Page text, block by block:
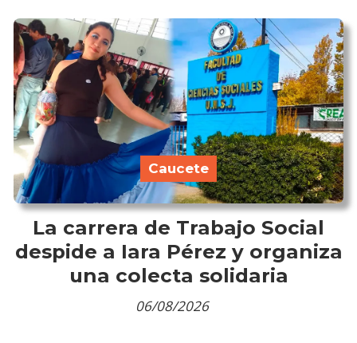
La carrera de Trabajo Social
despide a Iara Pérez y organiza
una colecta solidaria
Caucete
06/08/2026